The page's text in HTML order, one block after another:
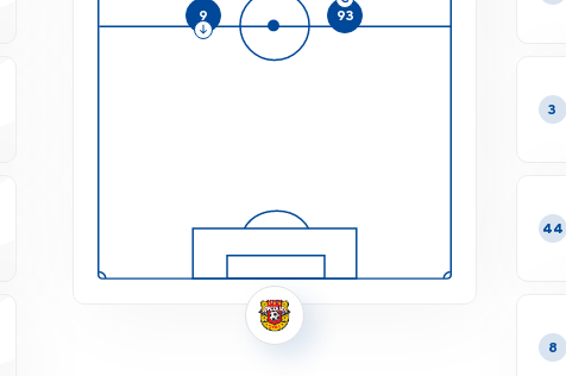
9 93
3
44
8